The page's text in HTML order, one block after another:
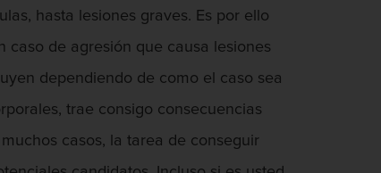
hasta lesiones graves. Es por ello
de agresión que causa lesiones
dependiendo de como el caso sea
trae consigo consecuencias
casos, la tarea de conseguir